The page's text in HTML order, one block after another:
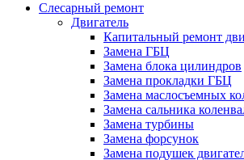
Слесарный ремонт
Двигатель
Капитальный ремонт
Замена ГБЦ
Замена блока цилиндров
Замена прокладки ГБЦ
Замена маслосъемных
Замена сальника
Замена турбины
Замена форсунок
Замена подушек